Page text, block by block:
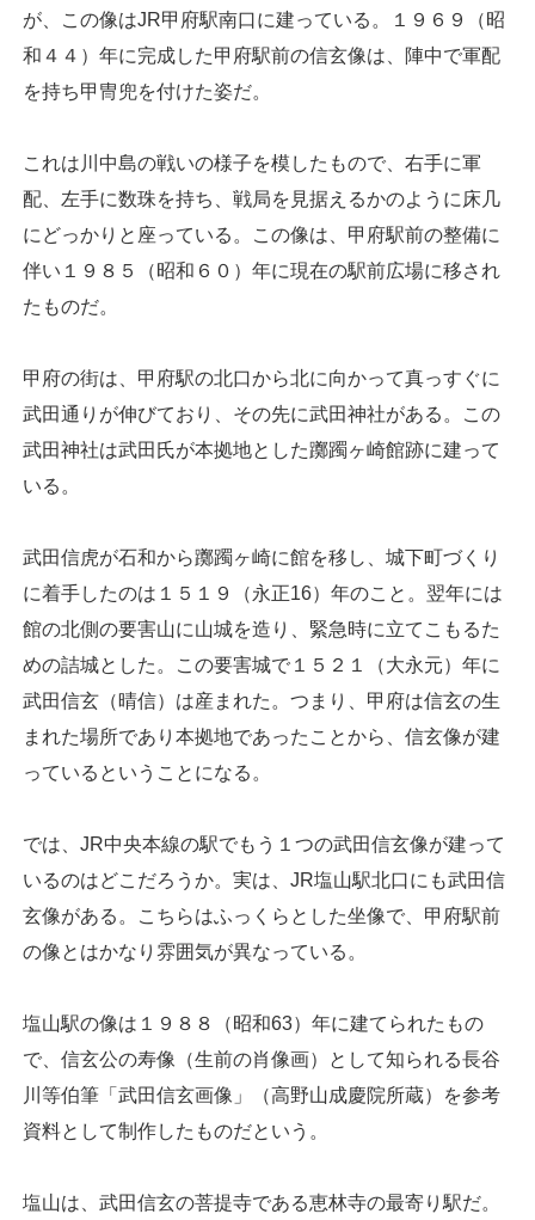
が、この像はJR甲府駅南口に建っている。１９６９（昭
和４４）年に完成した甲府駅前の信玄像は、陣中で軍配
を持ち甲冑兜を付けた姿だ。
これは川中島の戦いの様子を模したもので、右手に軍
配、左手に数珠を持ち、戦局を見据えるかのように床几
にどっかりと座っている。この像は、甲府駅前の整備に
伴い１９８５（昭和６０）年に現在の駅前広場に移され
たものだ。
甲府の街は、甲府駅の北口から北に向かって真っすぐに
武田通りが伸びており、その先に武田神社がある。この
武田神社は武田氏が本拠地とした躑躅ヶ崎館跡に建って
いる。
武田信虎が石和から躑躅ヶ崎に館を移し、城下町づくり
に着手したのは１５１９（永正16）年のこと。翌年には
館の北側の要害山に山城を造り、緊急時に立てこもるた
めの詰城とした。この要害城で１５２１（大永元）年に
武田信玄（晴信）は産まれた。つまり、甲府は信玄の生
まれた場所であり本拠地であったことから、信玄像が建
っているということになる。
では、JR中央本線の駅でもう１つの武田信玄像が建って
いるのはどこだろうか。実は、JR塩山駅北口にも武田信
玄像がある。こちらはふっくらとした坐像で、甲府駅前
の像とはかなり雰囲気が異なっている。
塩山駅の像は１９８８（昭和63）年に建てられたもの
で、信玄公の寿像（生前の肖像画）として知られる長谷
川等伯筆「武田信玄画像」（高野山成慶院所蔵）を参考
資料として制作したものだという。
塩山は、武田信玄の菩提寺である恵林寺の最寄り駅だ。